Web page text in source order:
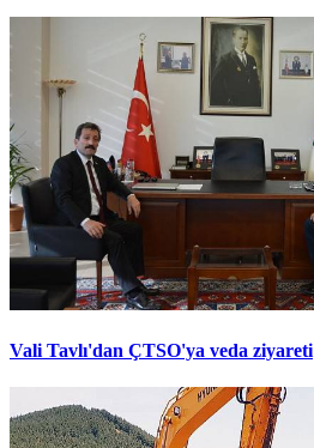
Vali Tavlı'dan ÇTSO'ya veda ziyareti